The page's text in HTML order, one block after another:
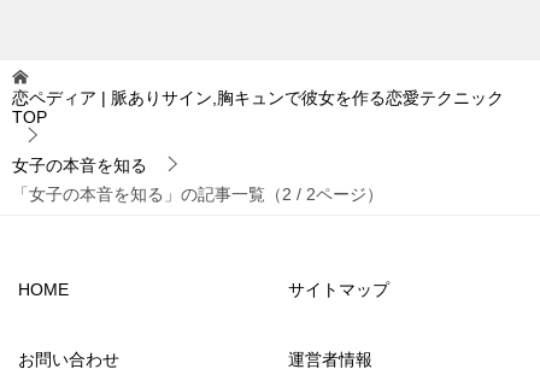
恋ペディア | 脈ありサイン,胸キュンで彼女を作る恋愛テクニック
TOP
女子の本音を知る
「女子の本音を知る」の記事一覧（2 / 2ページ）
HOME サイトマップ
お問い合わせ 運営者情報